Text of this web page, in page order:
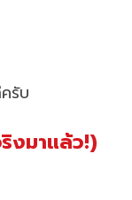
รับ
งมาแล้ว!)